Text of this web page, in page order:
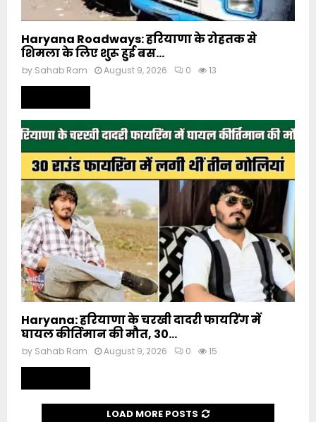
Haryana Roadways: हरियाणा के रोहतक से
शिमला के लिए शुरू हुई बस...
by Sahab Ram August 9, 2026 0 13
Haryana: हरियाणा के चरखी दादरी फायरिंग में
घायल कीर्तिमान की मौत, 30...
by Sahab Ram August 9, 2026 0 15
LOAD MORE POSTS